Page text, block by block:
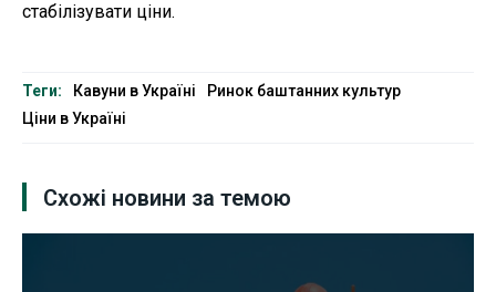
стабілізувати ціни.
Теги: Кавуни в Україні
Ринок баштанних культур
Ціни в Україні
Схожі новини за темою